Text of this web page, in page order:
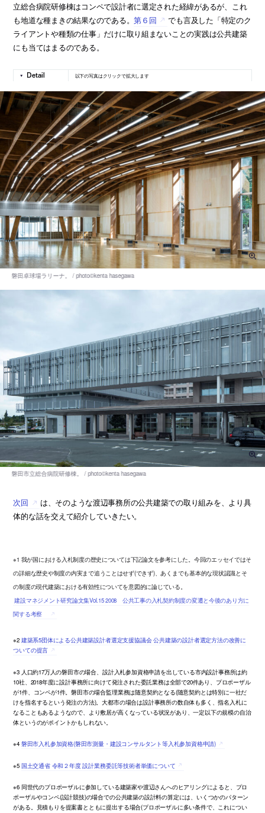
立総合病院研修棟はコンペで設計者に選定された経緯があるが、これ
も地道な種まきの結果なのである。第６回
でも言及した「特定のク
ライアントや種類の仕事」だけに取り組まないことの実践は公共建築
にも当てはまるのである。
以下の写真はクリックで拡大します
次回
は、そのような渡辺事務所の公共建築での取り組みを、より具
体的な話を交えて紹介していきたい。
※1 我が国における入札制度の歴史については下記論文を参考にした。今回のエッセイではそ
の詳細な歴史や制度の内実まで追うことはせず(できず)、あくまでも基本的な現状認識とそ
の制度の現代建築における有効性についてを意図的に論じている。
建設マネジメント研究論文集Vol.15 2008 公共工事の入札契約制度の変遷と今後のあり方に
関する考察
※2 建築系5団体による公共建築設計者選定支援協議会 公共建築の設計者選定方法の改善に
ついての提言
※3 人口約17万人の磐田市の場合、設計入札参加資格申請を出している市内設計事務所は約
10社、2018年度に設計事務所に向けて発注された委託業務は全部で20件あり、プロポーザル
が1件、コンペが1件。磐田市の場合監理業務は随意契約となる(随意契約とは特別に一社だ
けを指名するという発注の方法)。大都市の場合は設計事務所の数自体も多く、指名入札に
なることもあるようなので、より敷居が高くなっている状況があり、一定以下の規模の自治
体というのがポイントかもしれない。
※4 磐田市入札参加資格(磐田市測量・建設コンサルタント等入札参加資格申請)
※5 国土交通省 令和２年度 設計業務委託等技術者単価について
※6 同世代のプロポーザルに参加している建築家や渡辺さんへのヒアリングによると、プロ
ポーザルやコンペ(設計競技)の場合での公共建築の設計料の算定には、いくつかのパターン
がある。見積もりを提案書とともに提出する場合(プロポーザルに多い条件で、これについ